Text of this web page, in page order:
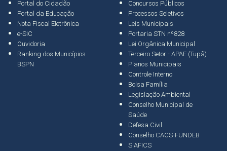
Portal do Cidadão
Portal da Educação
Nota Fiscal Eletrônica
e-SIC
Ouvidoria
Ranking dos Municípios
BSPN
Concursos Públicos
Processos Seletivos
Leis Municipais
Portaria STN nº828
Lei Orgânica Municipal
Terceiro Setor - APAE (Tupã)
Planos Municipais
Controle Interno
Bolsa Família
Legislação Ambiental
Conselho Municipal de
Saúde
Defesa Civil
Conselho CACS-FUNDEB
SIAFICS